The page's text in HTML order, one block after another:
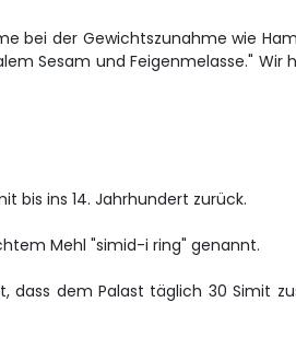
bei der Gewichtszunahme wie
Sesam und Feigenmelasse." Wir
bis ins 14. Jahrhundert zurück.
Mehl "simid-i ring" genannt.
dass dem Palast täglich 30 Simit